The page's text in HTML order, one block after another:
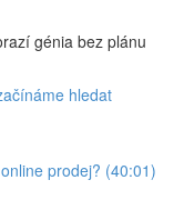
génia bez plánu
hledat
prodej? (40:01)